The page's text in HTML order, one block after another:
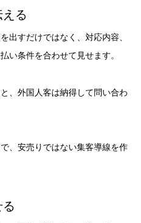
る
出すだけではなく、対応内容、
い条件を合わせて見せます。
、外国人客は納得して問い合わ
、安売りではない集客導線を作